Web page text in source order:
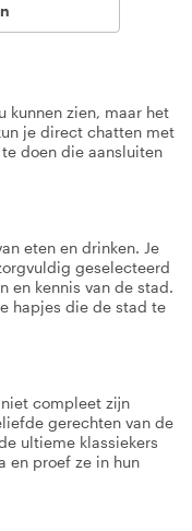
kunnen zien, maar het
je direct chatten met
doen die aansluiten
eten en drinken. Je
geselecteerd
en kennis van de stad.
hapjes die de stad te
compleet zijn
gerechten van de
ultieme klassiekers
en proef ze in hun